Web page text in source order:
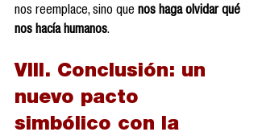
nos reemplace, sino que nos haga olvidar qué
nos hacía humanos.
VIII. Conclusión: un
nuevo pacto
simbólico con la